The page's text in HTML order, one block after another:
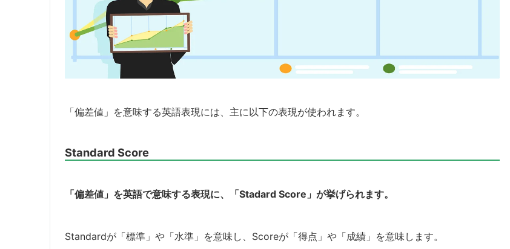
「偏差値」を意味する英語表現には、主に以下の表現が使われます。
Standard Score
「偏差値」を英語で意味する表現に、「Stadard Score」が挙げられます。
Standardが「標準」や「水準」を意味し、Scoreが「得点」や「成績」を意味します。